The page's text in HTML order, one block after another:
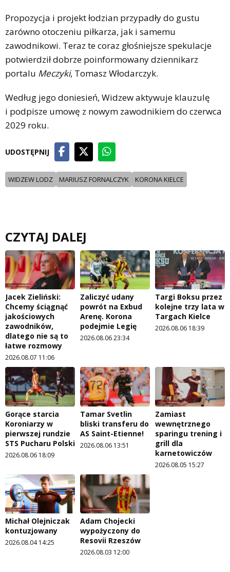
Propozycja i projekt łodzian przypadły do gustu
zarówno otoczeniu piłkarza, jak i samemu
zawodnikowi. Teraz te coraz głośniejsze spekulacje
potwierdził dobrze poinformowany dziennikarz
portalu Meczyki, Tomasz Włodarczyk.
Według jego doniesień, Widzew aktywuje klauzulę
i podpisze umowę z nowym zawodnikiem do czerwca
2029 roku.
UDOSTĘPNIJ
WIDZEW LODZ MARIUSZ FORNALCZYK KORONA KIELCE
CZYTAJ DALEJ
Jacek Zieliński:
Chcemy ściągnąć
jakościowych
zawodników,
dlatego nie są to
łatwe rozmowy
2026.08.07 11:06
Zaliczyć udany
powrót na Exbud
Arenę. Korona
podejmie Legię
2026.08.06 23:34
Targi Boksu przez
kolejne trzy lata w
Targach Kielce
2026.08.06 18:39
Gorące starcia
Koroniarzy w
pierwszej rundzie
STS Pucharu Polski
2026.08.06 18:09
Tamar Svetlin
bliski transferu do
AS Saint-Etienne!
2026.08.06 13:51
Zamiast
wewnętrznego
sparingu trening i
grill dla
karnetowiczów
2026.08.05 15:27
Michał Olejniczak
kontuzjowany
2026.08.04 14:25
Adam Chojecki
wypożyczony do
Resovii Rzeszów
2026.08.03 12:00